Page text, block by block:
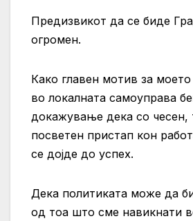
Предизвикот да се биде
огромен.
Како главен мотив за
во локалната самоуправа
докажување дека со
посветен пристап кон
се дојде до успех.
Дека политиката може да
од тоа што сме навикнати